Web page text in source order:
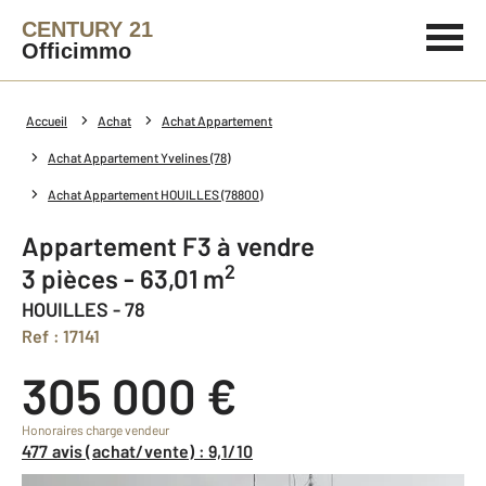
CENTURY 21
Officimmo
Accueil Achat Achat Appartement
Achat Appartement Yvelines (78)
Achat Appartement HOUILLES (78800)
Appartement F3 à vendre
3 pièces - 63,01 m2
HOUILLES - 78
Ref : 17141
305 000 €
Honoraires charge vendeur
477 avis (achat/vente) : 9,1/10